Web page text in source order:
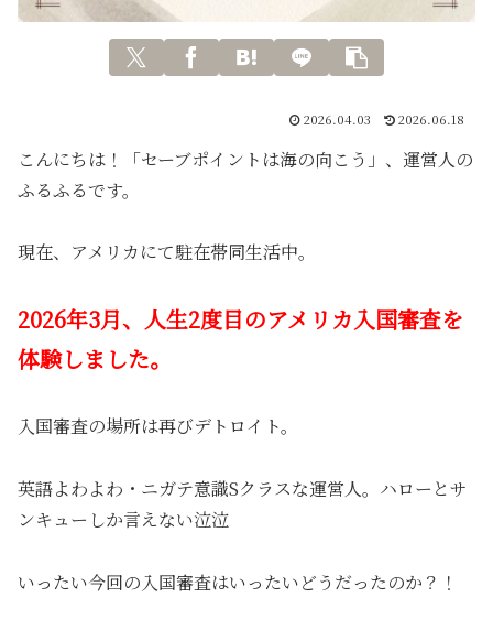
2026.04.03 2026.06.18
こんにちは！「セーブポイントは海の向こう」、運営人の
ふるふるです。
現在、アメリカにて駐在帯同生活中。
2026年3月、人生2度目のアメリカ入国審査を
体験しました。
入国審査の場所は再びデトロイト。
英語よわよわ・ニガテ意識Sクラスな運営人。ハローとサ
ンキューしか言えない泣泣
いったい今回の入国審査はいったいどうだったのか？！